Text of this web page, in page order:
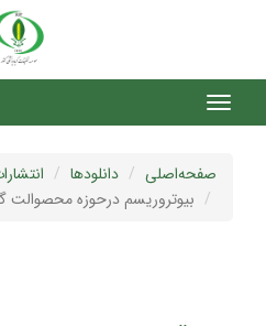
صفحه‌اصلی دانلودها
بیوتروریسم درحوزه محصوالت